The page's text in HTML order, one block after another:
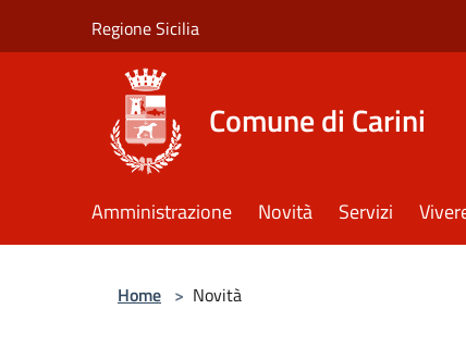
Regione Sicilia
Comune di Carini
Amministrazione Novità Servizi
Home > Novità